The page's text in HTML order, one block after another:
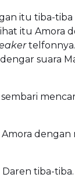
itu tiba-tiba
itu Amora
suara
sembari
dengan
Daren tiba-tiba.